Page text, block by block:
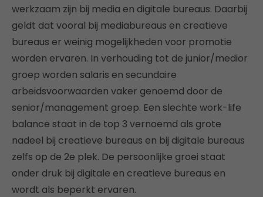
werkzaam zijn bij media en digitale bureaus. Daarbij
geldt dat vooral bij mediabureaus en creatieve
bureaus er weinig mogelijkheden voor promotie
worden ervaren. In verhouding tot de junior/medior
groep worden salaris en secundaire
arbeidsvoorwaarden vaker genoemd door de
senior/management groep. Een slechte work-life
balance staat in de top 3 vernoemd als grote
nadeel bij creatieve bureaus en bij digitale bureaus
zelfs op de 2e plek. De persoonlijke groei staat
onder druk bij digitale en creatieve bureaus en
wordt als beperkt ervaren.